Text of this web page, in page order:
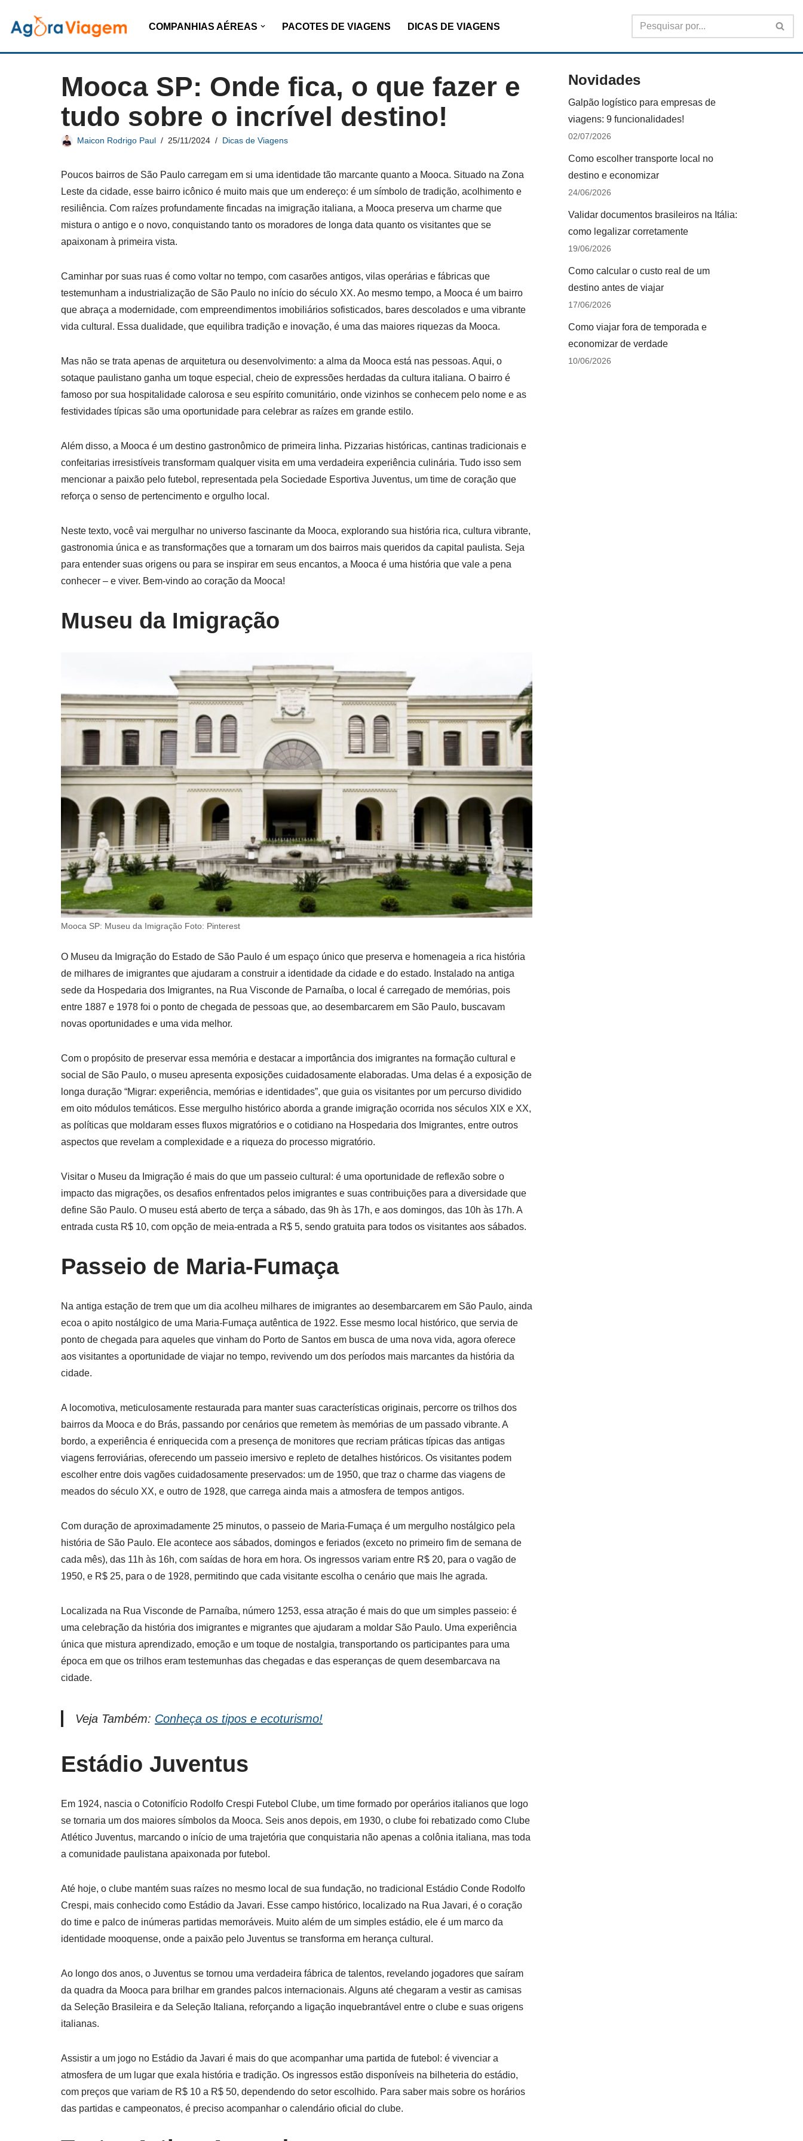
Pular
para
COMPANHIAS AÉREAS PACOTES DE VIAGENS DICAS DE VIAGENS
Mooca SP: Onde fica, o que fazer e
tudo sobre o incrível destino!
Maicon Rodrigo Paul 25/11/2024 Dicas de Viagens
Poucos bairros de São Paulo carregam em si uma identidade tão marcante quanto a Mooca. Situado na Zona
Leste da cidade, esse bairro icônico é muito mais que um endereço: é um símbolo de tradição, acolhimento e
resiliência. Com raízes profundamente fincadas na imigração italiana, a Mooca preserva um charme que
mistura o antigo e o novo, conquistando tanto os moradores de longa data quanto os visitantes que se
apaixonam à primeira vista.
Caminhar por suas ruas é como voltar no tempo, com casarões antigos, vilas operárias e fábricas que
testemunham a industrialização de São Paulo no início do século XX. Ao mesmo tempo, a Mooca é um bairro
que abraça a modernidade, com empreendimentos imobiliários sofisticados, bares descolados e uma vibrante
vida cultural. Essa dualidade, que equilibra tradição e inovação, é uma das maiores riquezas da Mooca.
Mas não se trata apenas de arquitetura ou desenvolvimento: a alma da Mooca está nas pessoas. Aqui, o
sotaque paulistano ganha um toque especial, cheio de expressões herdadas da cultura italiana. O bairro é
famoso por sua hospitalidade calorosa e seu espírito comunitário, onde vizinhos se conhecem pelo nome e as
festividades típicas são uma oportunidade para celebrar as raízes em grande estilo.
Além disso, a Mooca é um destino gastronômico de primeira linha. Pizzarias históricas, cantinas tradicionais e
confeitarias irresistíveis transformam qualquer visita em uma verdadeira experiência culinária. Tudo isso sem
mencionar a paixão pelo futebol, representada pela Sociedade Esportiva Juventus, um time de coração que
reforça o senso de pertencimento e orgulho local.
Neste texto, você vai mergulhar no universo fascinante da Mooca, explorando sua história rica, cultura vibrante,
gastronomia única e as transformações que a tornaram um dos bairros mais queridos da capital paulista. Seja
para entender suas origens ou para se inspirar em seus encantos, a Mooca é uma história que vale a pena
conhecer – e viver. Bem-vindo ao coração da Mooca!
Museu da Imigração
Mooca SP: Museu da Imigração Foto: Pinterest
O Museu da Imigração do Estado de São Paulo é um espaço único que preserva e homenageia a rica história
de milhares de imigrantes que ajudaram a construir a identidade da cidade e do estado. Instalado na antiga
sede da Hospedaria dos Imigrantes, na Rua Visconde de Parnaíba, o local é carregado de memórias, pois
entre 1887 e 1978 foi o ponto de chegada de pessoas que, ao desembarcarem em São Paulo, buscavam
novas oportunidades e uma vida melhor.
Com o propósito de preservar essa memória e destacar a importância dos imigrantes na formação cultural e
social de São Paulo, o museu apresenta exposições cuidadosamente elaboradas. Uma delas é a exposição de
longa duração “Migrar: experiência, memórias e identidades”, que guia os visitantes por um percurso dividido
em oito módulos temáticos. Esse mergulho histórico aborda a grande imigração ocorrida nos séculos XIX e XX,
as políticas que moldaram esses fluxos migratórios e o cotidiano na Hospedaria dos Imigrantes, entre outros
aspectos que revelam a complexidade e a riqueza do processo migratório.
Visitar o Museu da Imigração é mais do que um passeio cultural: é uma oportunidade de reflexão sobre o
impacto das migrações, os desafios enfrentados pelos imigrantes e suas contribuições para a diversidade que
define São Paulo. O museu está aberto de terça a sábado, das 9h às 17h, e aos domingos, das 10h às 17h. A
entrada custa R$ 10, com opção de meia-entrada a R$ 5, sendo gratuita para todos os visitantes aos sábados.
Passeio de Maria-Fumaça
Na antiga estação de trem que um dia acolheu milhares de imigrantes ao desembarcarem em São Paulo, ainda
ecoa o apito nostálgico de uma Maria-Fumaça autêntica de 1922. Esse mesmo local histórico, que servia de
ponto de chegada para aqueles que vinham do Porto de Santos em busca de uma nova vida, agora oferece
aos visitantes a oportunidade de viajar no tempo, revivendo um dos períodos mais marcantes da história da
cidade.
A locomotiva, meticulosamente restaurada para manter suas características originais, percorre os trilhos dos
bairros da Mooca e do Brás, passando por cenários que remetem às memórias de um passado vibrante. A
bordo, a experiência é enriquecida com a presença de monitores que recriam práticas típicas das antigas
viagens ferroviárias, oferecendo um passeio imersivo e repleto de detalhes históricos. Os visitantes podem
escolher entre dois vagões cuidadosamente preservados: um de 1950, que traz o charme das viagens de
meados do século XX, e outro de 1928, que carrega ainda mais a atmosfera de tempos antigos.
Com duração de aproximadamente 25 minutos, o passeio de Maria-Fumaça é um mergulho nostálgico pela
história de São Paulo. Ele acontece aos sábados, domingos e feriados (exceto no primeiro fim de semana de
cada mês), das 11h às 16h, com saídas de hora em hora. Os ingressos variam entre R$ 20, para o vagão de
1950, e R$ 25, para o de 1928, permitindo que cada visitante escolha o cenário que mais lhe agrada.
Localizada na Rua Visconde de Parnaíba, número 1253, essa atração é mais do que um simples passeio: é
uma celebração da história dos imigrantes e migrantes que ajudaram a moldar São Paulo. Uma experiência
única que mistura aprendizado, emoção e um toque de nostalgia, transportando os participantes para uma
época em que os trilhos eram testemunhas das chegadas e das esperanças de quem desembarcava na
cidade.
Veja Também: Conheça os tipos e ecoturismo!
Estádio Juventus
Em 1924, nascia o Cotonifício Rodolfo Crespi Futebol Clube, um time formado por operários italianos que logo
se tornaria um dos maiores símbolos da Mooca. Seis anos depois, em 1930, o clube foi rebatizado como Clube
Atlético Juventus, marcando o início de uma trajetória que conquistaria não apenas a colônia italiana, mas toda
a comunidade paulistana apaixonada por futebol.
Até hoje, o clube mantém suas raízes no mesmo local de sua fundação, no tradicional Estádio Conde Rodolfo
Crespi, mais conhecido como Estádio da Javari. Esse campo histórico, localizado na Rua Javari, é o coração
do time e palco de inúmeras partidas memoráveis. Muito além de um simples estádio, ele é um marco da
identidade mooquense, onde a paixão pelo Juventus se transforma em herança cultural.
Ao longo dos anos, o Juventus se tornou uma verdadeira fábrica de talentos, revelando jogadores que saíram
da quadra da Mooca para brilhar em grandes palcos internacionais. Alguns até chegaram a vestir as camisas
da Seleção Brasileira e da Seleção Italiana, reforçando a ligação inquebrantável entre o clube e suas origens
italianas.
Assistir a um jogo no Estádio da Javari é mais do que acompanhar uma partida de futebol: é vivenciar a
atmosfera de um lugar que exala história e tradição. Os ingressos estão disponíveis na bilheteria do estádio,
com preços que variam de R$ 10 a R$ 50, dependendo do setor escolhido. Para saber mais sobre os horários
das partidas e campeonatos, é preciso acompanhar o calendário oficial do clube.
Novidades
Galpão logístico para empresas de
viagens: 9 funcionalidades!
02/07/2026
Como escolher transporte local no
destino e economizar
24/06/2026
Validar documentos brasileiros na Itália:
como legalizar corretamente
19/06/2026
Como calcular o custo real de um
destino antes de viajar
17/06/2026
Como viajar fora de temporada e
economizar de verdade
10/06/2026